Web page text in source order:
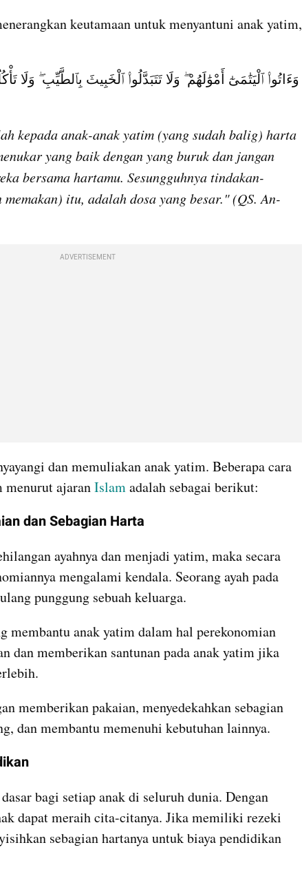
keutamaan untuk menyantuni anak yatim,
kepada anak-anak yatim (yang sudah balig) harta
yang baik dengan yang buruk dan jangan
bersama hartamu. Sesungguhnya tindakan-
itu, adalah dosa yang besar." (QS. An-
ADVERTISEMENT
dan memuliakan anak yatim. Beberapa cara
menurut ajaran Islam adalah sebagai berikut:
dan Sebagian Harta
ayahnya dan menjadi yatim, maka secara
mengalami kendala. Seorang ayah pada
punggung sebuah keluarga.
membantu anak yatim dalam hal perekonomian
dan memberikan santunan pada anak yatim jika
memberikan pakaian, menyedekahkan sebagian
dan membantu memenuhi kebutuhan lainnya.
bagi setiap anak di seluruh dunia. Dengan
dapat meraih cita-citanya. Jika memiliki rezeki
sebagian hartanya untuk biaya pendidikan